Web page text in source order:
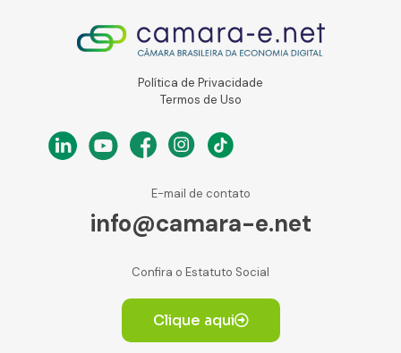
Política de Privacidade
Termos de Uso
E-mail de contato
info@camara-e.net
Confira o Estatuto Social
Clique aqui